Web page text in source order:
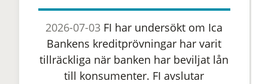
2026-07-03 FI har undersökt om Ica
Bankens kreditprövningar har varit
tillräckliga när banken har beviljat lån
till konsumenter. FI avslutar